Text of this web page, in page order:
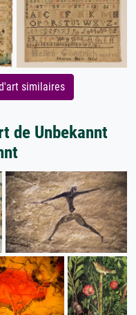
similaires
de Unbekannt